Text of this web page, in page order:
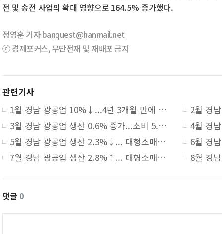
전 및 송전 사업의 확대 영향으로 164.5% 증가했다.
정영훈 기자 banquest@hanmail.net
ⓒ 경제포커스, 무단전재 및 재배포 금지
관련기사
1월 경남 광공업 10%↓...4년 3개월 만에 최대폭 감소
3월 경남 광공업 생산 0.6% 증가...소비 5.2 ·건설 88.8% 감소
5월 경남 광공업 생산 2.3%↓... 대형소매점 3.2%·건설66.4%↓
7월 경남 광공업 생산 2.8%↑... 대형소매점 3.8%↓·건설수주 8.9%↑
댓글 0